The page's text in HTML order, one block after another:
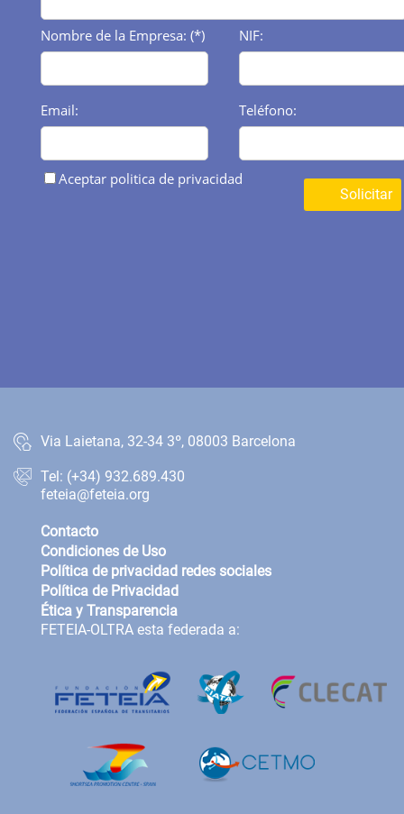
Nombre de la Empresa: (*) NIF:
Email: Teléfono:
Aceptar politica de privacidad
Solicitar
Via Laietana, 32-34 3º, 08003 Barcelona
Tel: (+34) 932.689.430
feteia@feteia.org
Contacto
Condiciones de Uso
Política de privacidad redes sociales
Política de Privacidad
Ética y Transparencia
FETEIA-OLTRA esta federada a: